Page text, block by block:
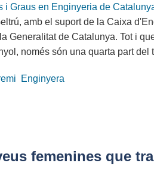
i Graus en Enginyeria de
amb el suport de la Caixa
Generalitat de Catalunya. Tot i
només són una quarta part del
Enginyera
femenines que